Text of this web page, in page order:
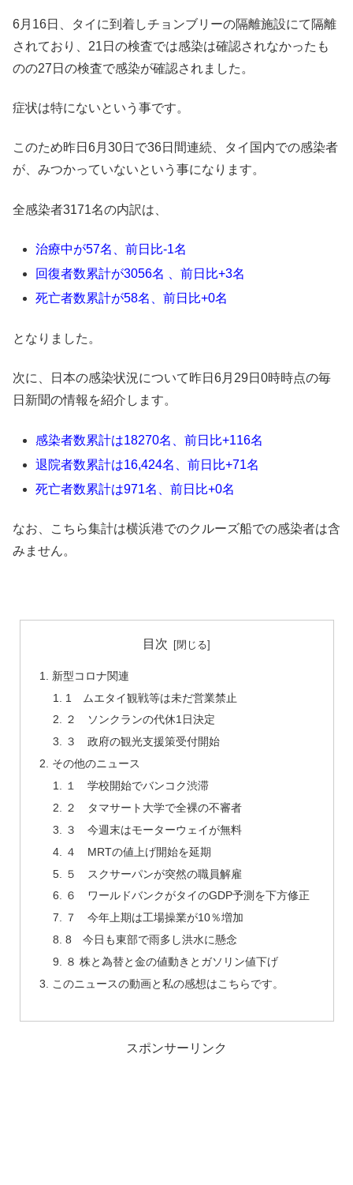
6月16日、タイに到着しチョンブリーの隔離施設にて隔離
されており、21日の検査では感染は確認されなかったも
のの27日の検査で感染が確認されました。
症状は特にないという事です。
このため昨日6月30日で36日間連続、タイ国内での感染者
が、みつかっていないという事になります。
全感染者3171名の内訳は、
治療中が57名、前日比-1名
回復者数累計が3056名 、前日比+3名
死亡者数累計が58名、前日比+0名
となりました。
次に、日本の感染状況について昨日6月29日0時時点の毎
日新聞の情報を紹介します。
感染者数累計は18270名、前日比+116名
退院者数累計は16,424名、前日比+71名
死亡者数累計は971名、前日比+0名
なお、こちら集計は横浜港でのクルーズ船での感染者は含
みません。
目次
新型コロナ関連
1 ムエタイ観戦等は未だ営業禁止
２ ソンクランの代休1日決定
３ 政府の観光支援策受付開始
その他のニュース
１ 学校開始でバンコク渋滞
２ タマサート大学で全裸の不審者
３ 今週末はモーターウェイが無料
４ MRTの値上げ開始を延期
５ スクサーパンが突然の職員解雇
６ ワールドバンクがタイのGDP予測を下方修正
７ 今年上期は工場操業が10％増加
8 今日も東部で雨多し洪水に懸念
８ 株と為替と金の値動きとガソリン値下げ
このニュースの動画と私の感想はこちらです。
スポンサーリンク